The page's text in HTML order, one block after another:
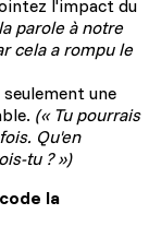
l'impact du
parole à notre
cela a rompu le
une
(« Tu pourrais
Qu'en
tu ? »)
la